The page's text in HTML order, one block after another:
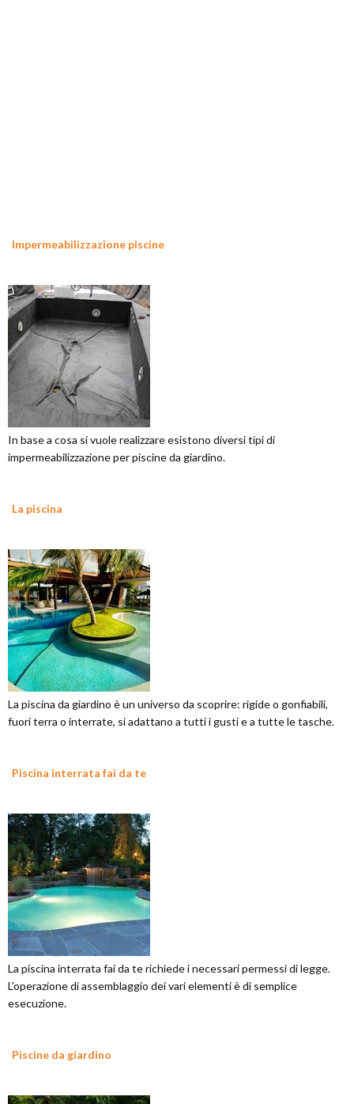
Impermeabilizzazione piscine
In base a cosa si vuole realizzare esistono diversi tipi di
impermeabilizzazione per piscine da giardino.
La piscina
La piscina da giardino è un universo da scoprire: rigide o gonfiabili,
fuori terra o interrate, si adattano a tutti i gusti e a tutte le tasche.
Piscina interrata fai da te
La piscina interrata fai da te richiede i necessari permessi di legge.
L'operazione di assemblaggio dei vari elementi è di semplice
esecuzione.
Piscine da giardino